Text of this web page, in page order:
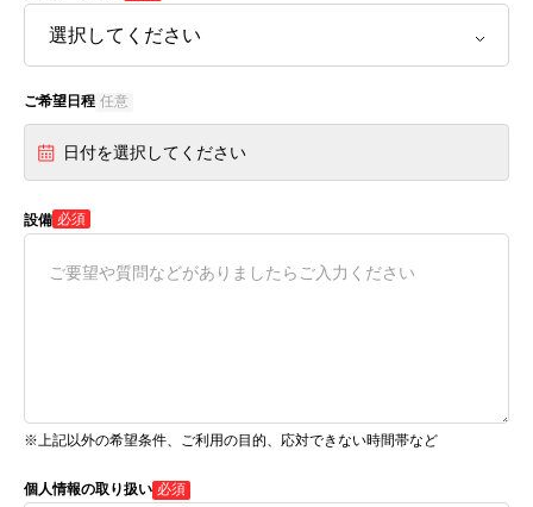
ご希望日程 任意
日付を選択してください
設備 必須
※上記以外の希望条件、ご利用の目的、応対できない時間帯など
個人情報の取り扱い 必須